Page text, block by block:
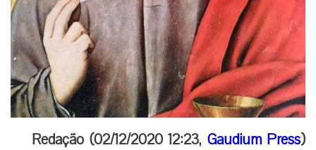
Redação (02/12/2020 12:23, Gaudium Press)